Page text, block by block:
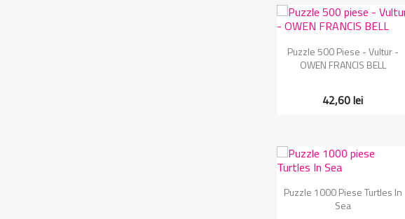
Vizualizare rapida
Puzzle 500 Piese - Vultur -
OWEN FRANCIS BELL
42,60 lei
Vizualizare rapida
Puzzle 1000 Piese Turtles In
Sea